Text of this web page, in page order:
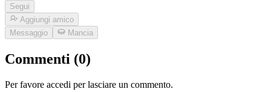
Segui
Aggiungi amico
Messaggio
Mancia
Commenti (0)
Per favore accedi per lasciare un commento.